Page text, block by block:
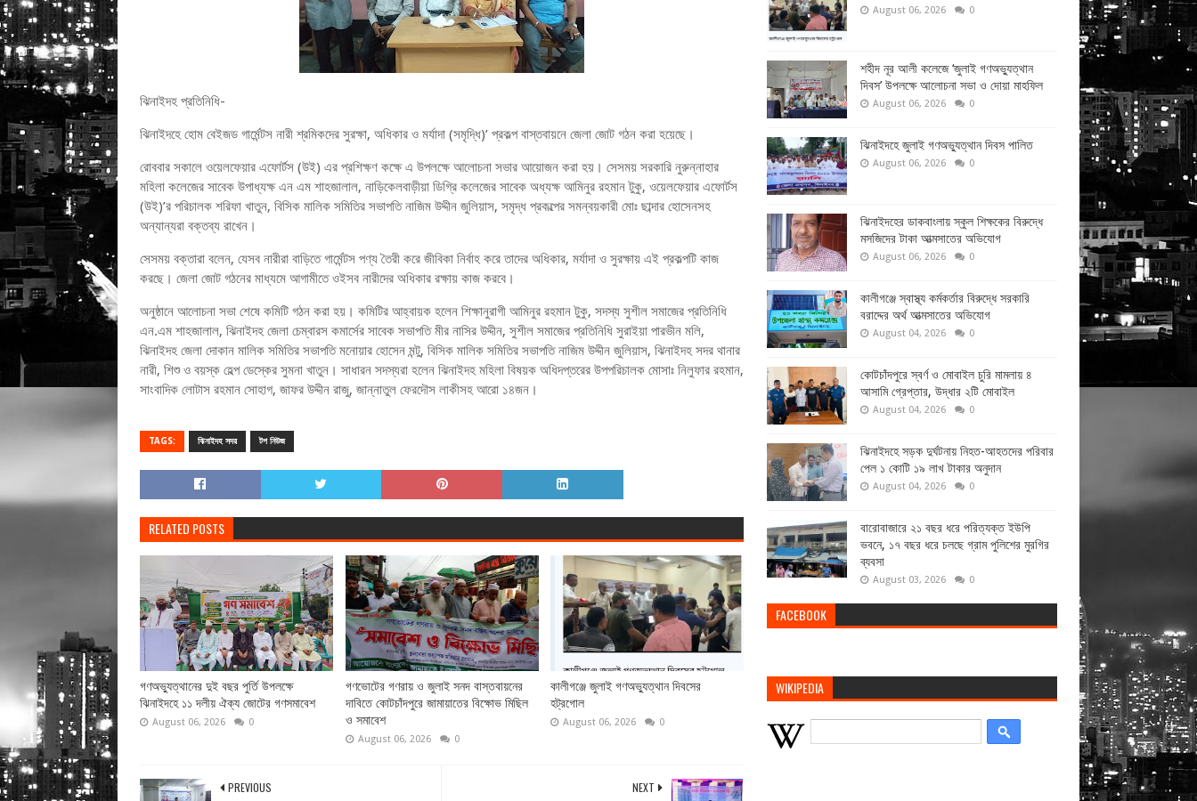
ঝিনাইদহ প্রতিনিধি-
ঝিনাইদহে হোম বেইজড গার্মেন্টস নারী শ্রমিকদের সুরক্ষা, অধিকার ও মর্যাদা (সমৃদ্ধি)’ প্রকল্প বাস্তবায়নে জেলা জোট গঠন করা হয়েছে।
রোববার সকালে ওয়েলফেয়ার এফোর্টস (উই) এর প্রশিক্ষণ কক্ষে এ উপলক্ষে আলোচনা সভার আয়োজন করা হয়। সেসময় সরকারি নুরুন্নাহার
মহিলা কলেজের সাবেক উপাধ্যক্ষ এন এম শাহজালাল, নাড়িকেলবাড়ীয়া ডিগ্রি কলেজের সাবেক অধ্যক্ষ আমিনুর রহমান টুকু, ওয়েলফেয়ার এফোর্টস
(উই)’র পরিচালক শরিফা খাতুন, বিসিক মালিক সমিতির সভাপতি নাজিম উদ্দীন জুলিয়াস, সমৃদ্ধ প্রকল্পের সমন্বয়কারী মোঃ ছাব্দার হোসেনসহ
অন্যান্যরা বক্তব্য রাখেন।
সেসময় বক্তারা বলেন, যেসব নারীরা বাড়িতে গার্মেন্টস পণ্য তৈরী করে জীবিকা নির্বাহ করে তাদের অধিকার, মর্যাদা ও সুরক্ষায় এই প্রকল্পটি কাজ
করছে। জেলা জোট গঠনের মাধ্যমে আগামীতে ওইসব নারীদের অধিকার রক্ষায় কাজ করবে।
অনুষ্ঠানে আলোচনা সভা শেষে কমিটি গঠন করা হয়। কমিটির আহ্বায়ক হলেন শিক্ষানুরাগী আমিনুর রহমান টুকু, সদস্য সুশীল সমাজের প্রতিনিধি
এন.এম শাহজালাল, ঝিনাইদহ জেলা চেম্বারস কমার্সের সাবেক সভাপতি মীর নাসির উদ্দীন, সুশীল সমাজের প্রতিনিধি সুরাইয়া পারভীন মলি,
ঝিনাইদহ জেলা দোকান মালিক সমিতির সভাপতি মনোয়ার হোসেন মন্টু, বিসিক মালিক সমিতির সভাপতি নাজিম উদ্দীন জুলিয়াস, ঝিনাইদহ সদর থানার
নারী, শিশু ও বয়স্ক হেল্প ডেস্কের সুমনা খাতুন। সাধারন সদস্যরা হলেন ঝিনাইদহ মহিলা বিষয়ক অধিদপ্তরের উপপরিচালক মোসাঃ নিলুফার রহমান,
সাংবাদিক লোটাস রহমান সোহাগ, জাফর উদ্দীন রাজু, জান্নাতুল ফেরদৌস লাকীসহ আরো ১৪জন।
TAGS: ঝিনাইদহ সদর টপ নিউজ
RELATED POSTS
গণঅভ্যুত্থানের দুই বছর পুর্তি উপলক্ষে
ঝিনাইদহে ১১ দলীয় ঐক্য জোটের গণসমাবেশ
August 06, 2026 0
গণভোটের গণরায় ও জুলাই সনদ বাস্তবায়নের
দাবিতে কোটচাঁদপুরে জামায়াতের বিক্ষোভ মিছিল
ও সমাবেশ
August 06, 2026 0
কালীগঞ্জে জুলাই গণঅভ্যুত্থান দিবসের
হট্রগোল
August 06, 2026 0
NEXT
PREVIOUS
August 06, 2026 0
শহীদ নূর আলী কলেজে ‘জুলাই গণঅভ্যুত্থান
দিবস’ উপলক্ষে আলোচনা সভা ও দোয়া মাহফিল
August 06, 2026 0
ঝিনাইদহে জুলাই গণঅভ্যুত্থান দিবস পালিত
August 06, 2026 0
ঝিনাইদহের ডাকবাংলায় স্কুল শিক্ষকের বিরুদ্ধে
মসজিদের টাকা আত্মসাতের অভিযোগ
August 06, 2026 0
কালীগঞ্জে স্বাস্থ্য কর্মকর্তার বিরুদ্ধে সরকারি
বরাদ্দের অর্থ আত্মসাতের অভিযোগ
August 04, 2026 0
কোটচাঁদপুরে স্বর্ণ ও মোবাইল চুরি মামলায় ৪
আসামি গ্রেপ্তার, উদ্ধার ২টি মোবাইল
August 04, 2026 0
ঝিনাইদহে সড়ক দুর্ঘটনায় নিহত-আহতদের পরিবার
পেল ১ কোটি ১৯ লাখ টাকার অনুদান
August 04, 2026 0
বারোবাজারে ২১ বছর ধরে পরিত্যক্ত ইউপি
ভবনে, ১৭ বছর ধরে চলছে গ্রাম পুলিশের মুরগির
ব্যবসা
August 03, 2026 0
FACEBOOK
WIKIPEDIA